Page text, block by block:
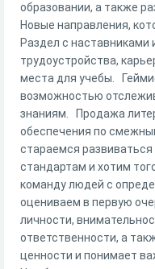
образовании, а также
Новые направления,
Раздел с наставниками
трудоустройства,
места для учебы.
возможностью
знаниям. Продажа
обеспечения по
стараемся
стандартам и хотим
команду людей с
оцениваем в первую
личности,
ответственности, а
ценности и понимает